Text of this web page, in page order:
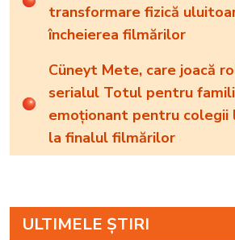
transformare fizică
încheierea filmărilor
Cüneyt Mete, care joacă
serialul Totul pentru
emoționant pentru colegii
la finalul filmărilor
ULTIMELE ȘTIRI